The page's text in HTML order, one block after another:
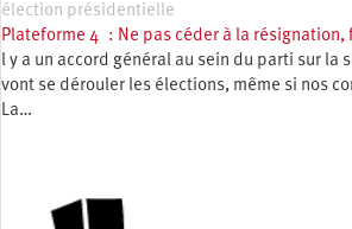
élection présidentielle
Plateforme 4 : Ne pas céder à la
l y a un accord général au sein du parti sur la
vont se dérouler les élections, même si nos
La…